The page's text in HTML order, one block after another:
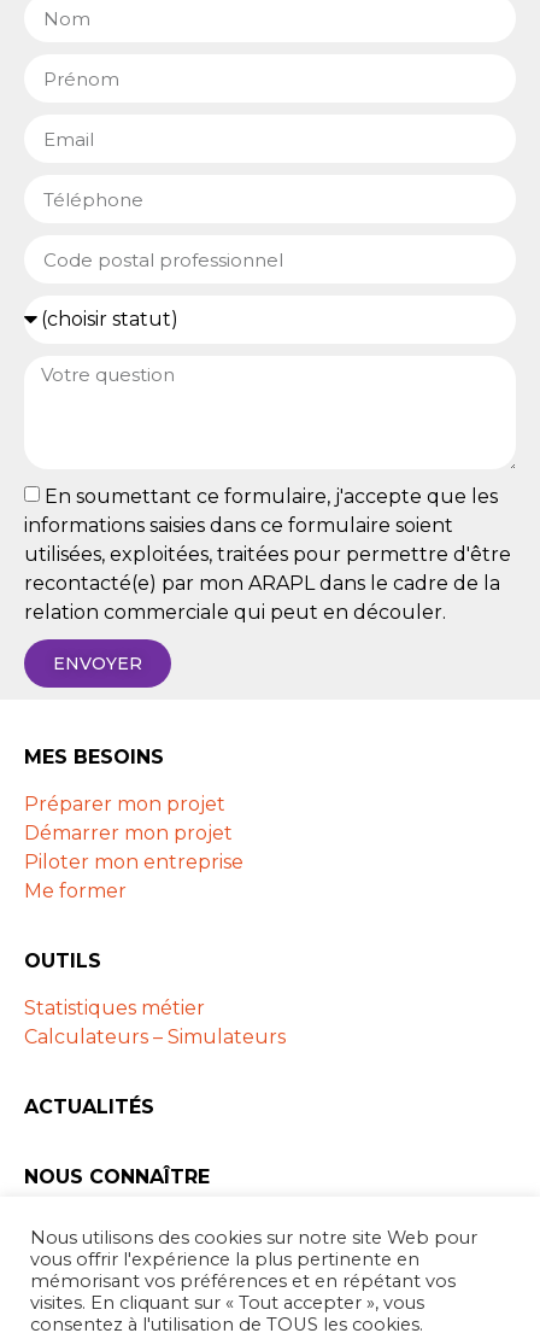
En soumettant ce formulaire, j'accepte que les
informations saisies dans ce formulaire soient
utilisées, exploitées, traitées pour permettre d'être
recontacté(e) par mon ARAPL dans le cadre de la
relation commerciale qui peut en découler.
ENVOYER
MES BESOINS
Préparer mon projet
Démarrer mon projet
Piloter mon entreprise
Me former
OUTILS
Statistiques métier
Calculateurs – Simulateurs
ACTUALITÉS
NOUS CONNAÎTRE
Partenaires
Nous utilisons des cookies sur notre site Web pour
vous offrir l'expérience la plus pertinente en
mémorisant vos préférences et en répétant vos
visites. En cliquant sur « Tout accepter », vous
consentez à l'utilisation de TOUS les cookies.